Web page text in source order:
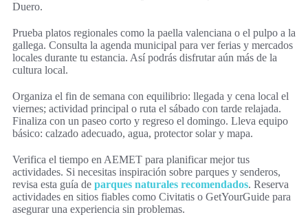
Duero.
Prueba platos regionales como la paella valenciana o el pulpo a la
gallega. Consulta la agenda municipal para ver ferias y mercados
locales durante tu estancia. Así podrás disfrutar aún más de la
cultura local.
Organiza el fin de semana con equilibrio: llegada y cena local el
viernes; actividad principal o ruta el sábado con tarde relajada.
Finaliza con un paseo corto y regreso el domingo. Lleva equipo
básico: calzado adecuado, agua, protector solar y mapa.
Verifica el tiempo en AEMET para planificar mejor tus
actividades. Si necesitas inspiración sobre parques y senderos,
revisa esta guía de parques naturales recomendados. Reserva
actividades en sitios fiables como Civitatis o GetYourGuide para
asegurar una experiencia sin problemas.